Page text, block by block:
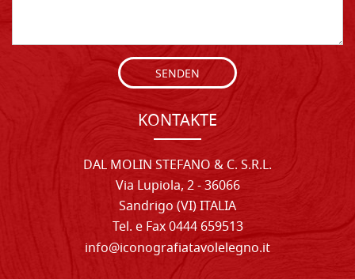
SENDEN
KONTAKTE
DAL MOLIN STEFANO & C. S.R.L.
Via Lupiola, 2 - 36066
Sandrigo (VI) ITALIA
Tel. e Fax 0444 659513
info@iconografiatavolelegno.it